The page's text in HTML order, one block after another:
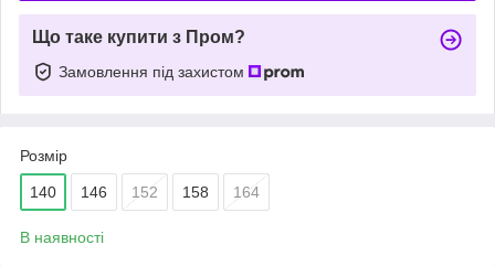
Що таке купити з Пром?
Замовлення під захистом
Розмір
140 146 152 158 164
В наявності